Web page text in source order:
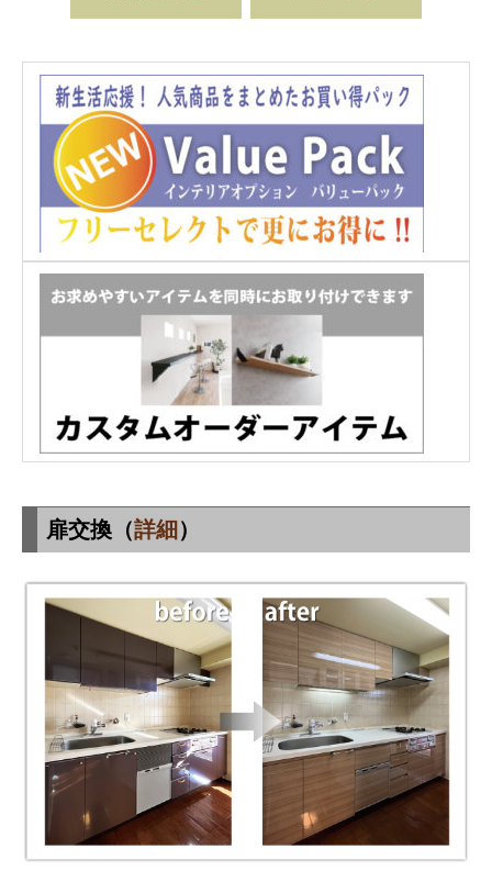
扉交換（詳細 ）